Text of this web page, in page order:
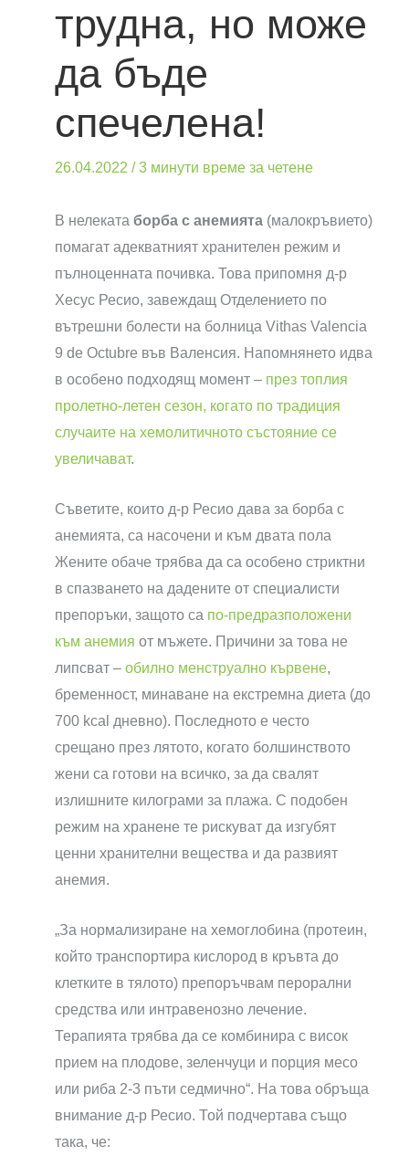
трудна, но може
да бъде
спечелена!
26.04.2022 /3 минути време за четене
В нелеката борба с анемията (малокръвието)
помагат адекватният хранителен режим и
пълноценната почивка. Това припомня д-р
Хесус Ресио, завеждащ Отделението по
вътрешни болести на болница Vithas Valencia
9 de Octubre във Валенсия. Напомнянето идва
в особено подходящ момент – през топлия
пролетно-летен сезон, когато по традиция
случаите на хемолитичното състояние се
увеличават.
Съветите, които д-р Ресио дава за борба с
анемията, са насочени и към двата пола
Жените обаче трябва да са особено стриктни
в спазването на дадените от специалисти
препоръки, защото са по-предразположени
към анемия от мъжете. Причини за това не
липсват – обилно менструално кървене,
бременност, минаване на екстремна диета (до
700 kcal дневно). Последното е често
срещано през лятото, когато болшинството
жени са готови на всичко, за да свалят
излишните килограми за плажа. С подобен
режим на хранене те рискуват да изгубят
ценни хранителни вещества и да развият
анемия.
„За нормализиране на хемоглобина (протеин,
който транспортира кислород в кръвта до
клетките в тялото) препоръчвам перорални
средства или интравенозно лечение.
Терапията трябва да се комбинира с висок
прием на плодове, зеленчуци и порция месо
или риба 2-3 пъти седмично“. На това обръща
внимание д-р Ресио. Той подчертава също
така, че: